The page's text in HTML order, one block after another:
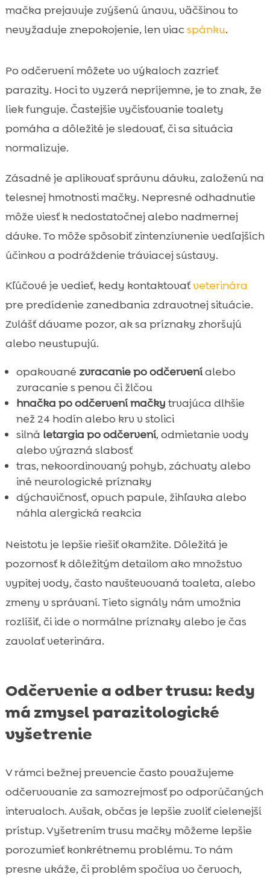
mačka prejavuje zvýšenú únavu, väčšinou to
nevyžaduje znepokojenie, len viac spánku.
Po odčervení môžete vo výkaloch zazrieť
parazity. Hoci to vyzerá nepríjemne, je to znak, že
liek funguje. Častejšie vyčisťovanie toalety
pomáha a dôležité je sledovať, či sa situácia
normalizuje.
Zásadné je aplikovať správnu dávku, založenú na
telesnej hmotnosti mačky. Nepresné odhadnutie
môže viesť k nedostatočnej alebo nadmernej
dávke. To môže spôsobiť zintenzívnenie vedľajších
účinkov a podráždenie tráviacej sústavy.
Kľúčové je vedieť, kedy kontaktovaťveterinára
pre predídenie zanedbania zdravotnej situácie.
Zvlášť dávame pozor, ak sa príznaky zhoršujú
alebo neustupujú.
opakované zvracanie po odčerveníalebo
zvracanie s penou či žlčou
hnačka po odčervení mačky trvajúca dlhšie
než 24 hodín alebo krv v stolici
silná letargia po odčervení, odmietanie vody
alebo výrazná slabosť
tras, nekoordinovaný pohyb, záchvaty alebo
iné neurologické príznaky
dýchavičnosť, opuch papule, žihľavka alebo
náhla alergická reakcia
Neistotu je lepšie riešiť okamžite. Dôležitá je
pozornosť k dôležitým detailom ako množstvo
vypitej vody, často navštevovaná toaleta, alebo
zmeny v správaní. Tieto signály nám umožnia
rozlíšiť, či ide o normálne príznaky alebo je čas
zavolať veterinára.
Odčervenie a odber trusu: kedy
má zmysel parazitologické
vyšetrenie
V rámci bežnej prevencie často považujeme
odčervovanie za samozrejmosť po odporúčaných
intervaloch. Avšak, občas je lepšie zvoliť cielenejší
prístup. Vyšetrením trusu mačky môžeme lepšie
porozumieť konkrétnemu problému. To nám
presne ukáže, či problém spočíva vo červoch,